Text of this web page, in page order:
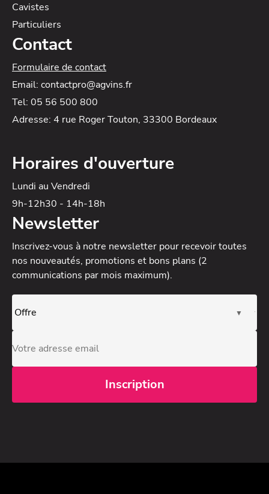
Cavistes
Particuliers
Contact
Formulaire de contact
Email: contactpro@agvins.fr
Tel: 05 56 500 800
Adresse: 4 rue Roger Touton, 33300 Bordeaux
Horaires d'ouverture
Lundi au Vendredi
9h-12h30 - 14h-18h
Newsletter
Inscrivez-vous à notre newsletter pour recevoir toutes
nos nouveautés, promotions et bons plans (2
communications par mois maximum).